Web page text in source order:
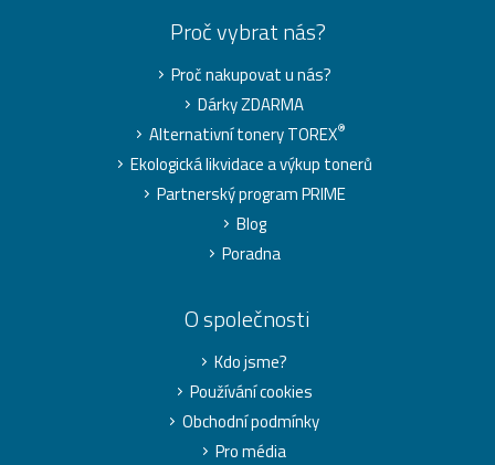
Proč vybrat nás?
Proč nakupovat u nás?
Dárky ZDARMA
Alternativní tonery TOREX®
Ekologická likvidace a výkup tonerů
Partnerský program PRIME
Blog
Poradna
O společnosti
Kdo jsme?
Používání cookies
Obchodní podmínky
Pro média